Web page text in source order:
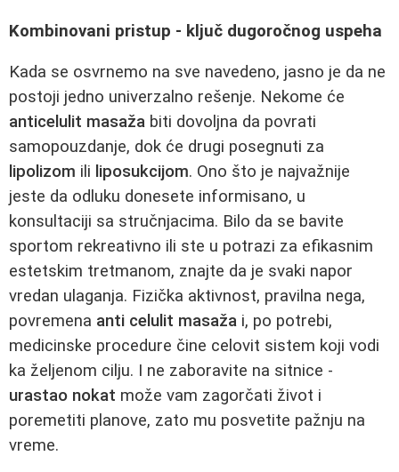
Kombinovani pristup - ključ dugoročnog uspeha
Kada se osvrnemo na sve navedeno, jasno je da ne
postoji jedno univerzalno rešenje. Nekome će
anticelulit masaža biti dovoljna da povrati
samopouzdanje, dok će drugi posegnuti za
lipolizom ili liposukcijom. Ono što je najvažnije
jeste da odluku donesete informisano, u
konsultaciji sa stručnjacima. Bilo da se bavite
sportom rekreativno ili ste u potrazi za efikasnim
estetskim tretmanom, znajte da je svaki napor
vredan ulaganja. Fizička aktivnost, pravilna nega,
povremena anti celulit masaža i, po potrebi,
medicinske procedure čine celovit sistem koji vodi
ka željenom cilju. I ne zaboravite na sitnice -
urastao nokat može vam zagorčati život i
poremetiti planove, zato mu posvetite pažnju na
vreme.